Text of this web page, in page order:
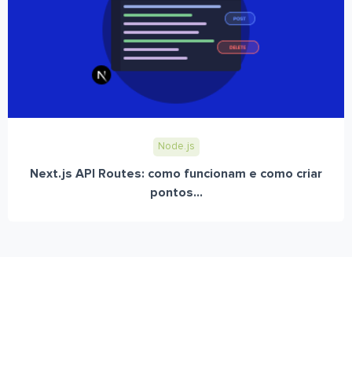
Node.js
Next.js API Routes: como funcionam e como criar
pontos...